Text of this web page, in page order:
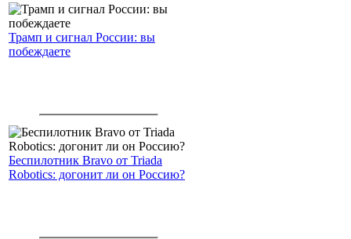
Трамп и сигнал России: вы
побеждаете
Беспилотник Bravo от Triada
Robotics: догонит ли он Россию?